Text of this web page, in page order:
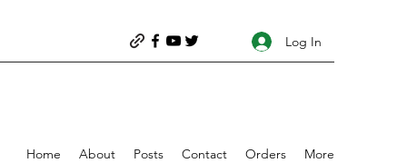
Log In
Home About Posts Contact Orders More